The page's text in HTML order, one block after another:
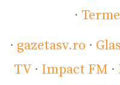
·
· gazetasv.ro ·
TV · Impact FM ·